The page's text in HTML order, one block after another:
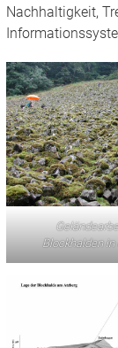
Nachhaltigkeit,
Blockhalden in